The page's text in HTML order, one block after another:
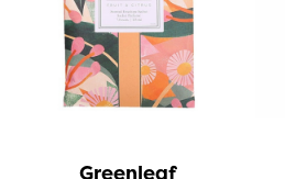
Greenleaf